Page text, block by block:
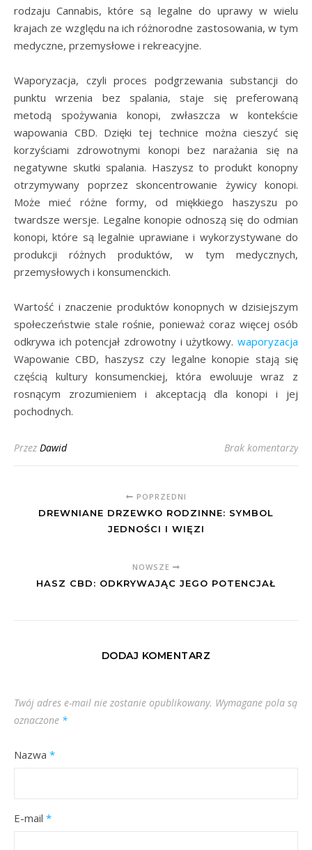
rodzaju Cannabis, które są legalne do uprawy w wielu
krajach ze względu na ich różnorodne zastosowania, w tym
medyczne, przemysłowe i rekreacyjne.
Waporyzacja, czyli proces podgrzewania substancji do
punktu wrzenia bez spalania, staje się preferowaną
metodą spożywania konopi, zwłaszcza w kontekście
wapowania CBD. Dzięki tej technice można cieszyć się
korzyściami zdrowotnymi konopi bez narażania się na
negatywne skutki spalania. Haszysz to produkt konopny
otrzymywany poprzez skoncentrowanie żywicy konopi.
Może mieć różne formy, od miękkiego haszyszu po
twardsze wersje. Legalne konopie odnoszą się do odmian
konopi, które są legalnie uprawiane i wykorzystywane do
produkcji różnych produktów, w tym medycznych,
przemysłowych i konsumenckich.
Wartość i znaczenie produktów konopnych w dzisiejszym
społeczeństwie stale rośnie, ponieważ coraz więcej osób
odkrywa ich potencjał zdrowotny i użytkowy. waporyzacja
Wapowanie CBD, haszysz czy legalne konopie stają się
częścią kultury konsumenckiej, która ewoluuje wraz z
rosnącym zrozumieniem i akceptacją dla konopi i jej
pochodnych.
Przez Dawid Brak komentarzy
POPRZEDNI
DREWNIANE DRZEWKO RODZINNE: SYMBOL
JEDNOŚCI I WIĘZI
NOWSZE
HASZ CBD: ODKRYWAJĄC JEGO POTENCJAŁ
DODAJ KOMENTARZ
Twój adres e-mail nie zostanie opublikowany. Wymagane pola są
oznaczone *
Nazwa *
E-mail *